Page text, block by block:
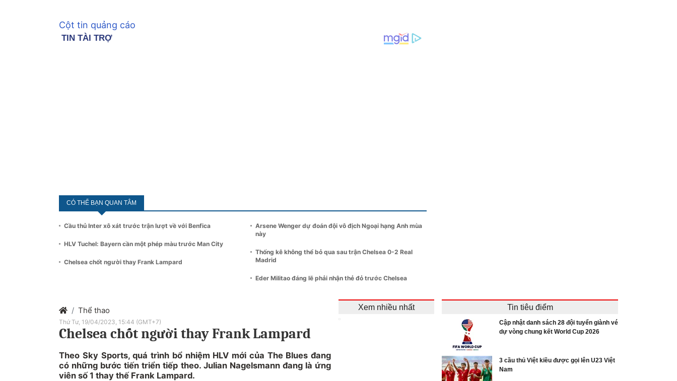
Cột tin quảng cáo
CÓ THỂ BẠN QUAN TÂM
Cầu thủ Inter xô xát trước trận lượt về với Benfica
HLV Tuchel: Bayern cần một phép màu trước Man City
Chelsea chốt người thay Frank Lampard
Arsene Wenger dự đoán đội vô địch Ngoại hạng Anh mùa
này
Thống kê không thể bỏ qua sau trận Chelsea 0-2 Real
Madrid
Eder Militao đáng lẽ phải nhận thẻ đỏ trước Chelsea
Thể thao
Thứ Tư, 19/04/2023, 15:44 (GMT+7)
Chelsea chốt người thay Frank Lampard
Theo Sky Sports, quá trình bổ nhiệm HLV mới của The Blues đang
có những bước tiến triển tiếp theo. Julian Nagelsmann đang là ứng
viên số 1 thay thế Frank Lampard.
Xem nhiều nhất Tin tiêu điểm
Cập nhật danh sách 28 đội tuyển giành vé
dự vòng chung kết World Cup 2026
3 cầu thủ Việt kiều được gọi lên U23 Việt
Nam